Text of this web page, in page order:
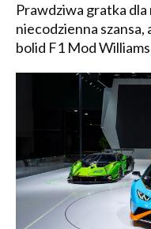
Prawdziwa gratka
niecodzienna
bolid F1 Mod